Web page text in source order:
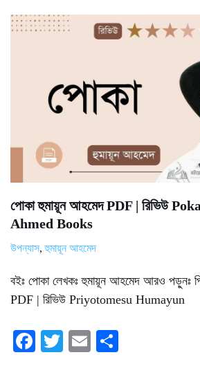
পোকা হুমায়ূন আহমেদ PDF | রিভিউ
Ahmed Books
উপন্যাস,হুমায়ূন আহমেদ
বইঃ পোকা লেখকঃ হুমায়ূন আহমেদ আরও পড়ুনঃ
PDF | রিভিউ Priyotomesu Humayun
Fa T
E